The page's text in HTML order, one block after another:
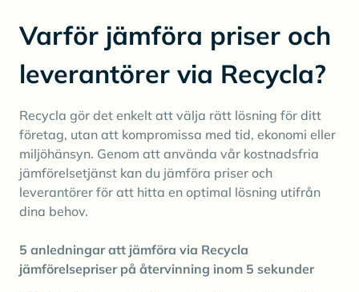
Varför jämföra priser och
leverantörer via Recycla?
Recycla gör det enkelt att välja rätt lösning för ditt
företag, utan att kompromissa med tid, ekonomi eller
miljöhänsyn. Genom att använda vår kostnadsfria
jämförelsetjänst kan du jämföra priser och
leverantörer för att hitta en optimal lösning utifrån
dina behov.
5 anledningar att jämföra via Recycla
jämförelsepriser på återvinning inom 5 sekunder